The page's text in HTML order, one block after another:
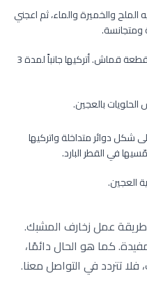
والخميرة والماء، ثم اعجني
ومتجانسة.
اتركي العجينة في الوعاء وغطّيها بقطعة قماش. أتركيها جانباً لمدة 3
بالعجين.
شكل دوائر متداخلة واتركيها
في القطر البارد.
العجين.
طريقة عمل زخارف المشبك.
كما هو الحال دائمًا،
فلا تتردد في التواصل معنا.